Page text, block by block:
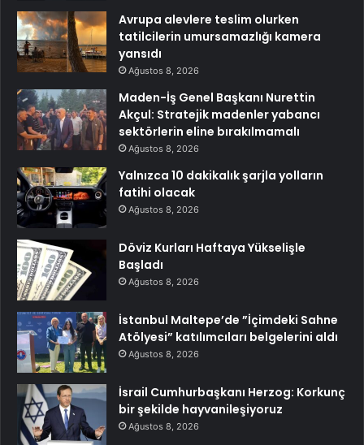
Avrupa alevlere teslim olurken
tatilcilerin umursamazlığı kamera
yansıdı
Ağustos 8, 2026
Maden-İş Genel Başkanı Nurettin
Akçul: Stratejik madenler yabancı
sektörlerin eline bırakılmamalı
Ağustos 8, 2026
Yalnızca 10 dakikalık şarjla yolların
fatihi olacak
Ağustos 8, 2026
Döviz Kurları Haftaya Yükselişle
Başladı
Ağustos 8, 2026
İstanbul Maltepe’de ”İçimdeki Sahne
Atölyesi” katılımcıları belgelerini aldı
Ağustos 8, 2026
İsrail Cumhurbaşkanı Herzog: Korkunç
bir şekilde hayvanileşiyoruz
Ağustos 8, 2026